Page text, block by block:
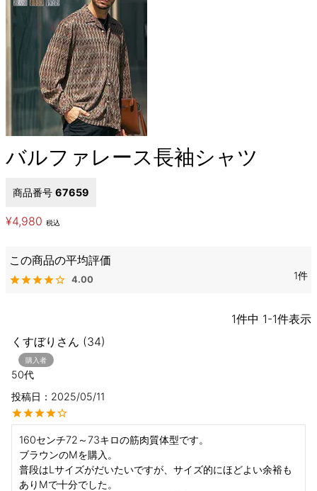
バルファレース長袖シャツ
商品番号 67659
¥4,980 税込
4.00 1
1件中 1-1件表示
くすぼり
34
購入者
50代
投稿日
2025/05/11
160センチ72～73キロの筋肉質体型です。
ブラウンのMを購入。
普段はLサイズがだいたいですが、サイズ的にほどよい余裕も
ありMで十分でした。